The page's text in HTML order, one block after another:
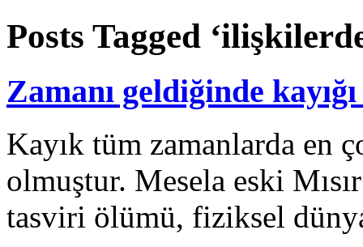
Posts Tagged
Zamanı geldiğinde
Kayık tüm zamanlarda en
olmuştur. Mesela eski
tasviri ölümü, fiziksel